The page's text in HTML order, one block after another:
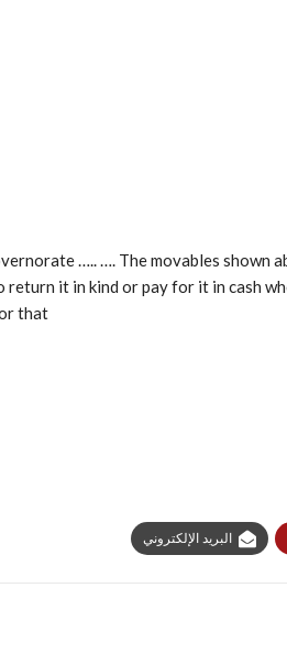
….. …. The movables shown
it in kind or pay for it in cash
that.
البريد الإلكتروني